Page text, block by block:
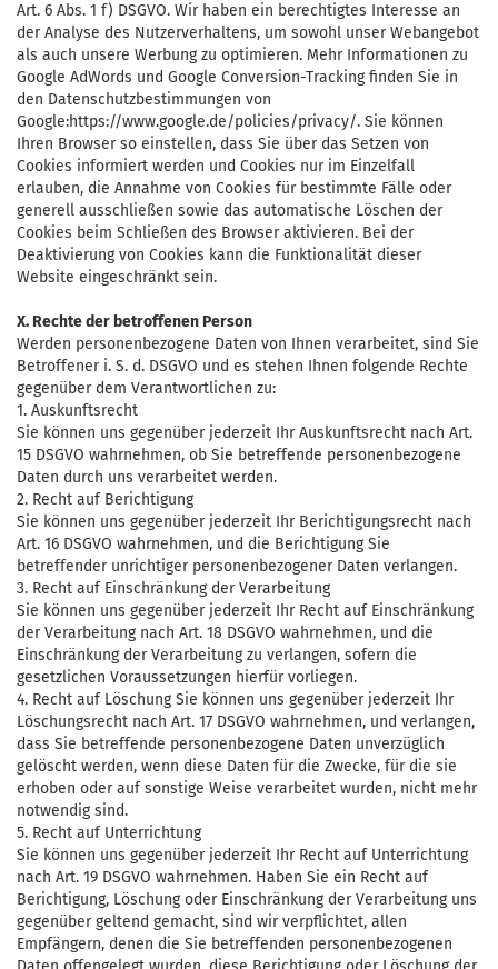
Art. 6 Abs. 1 f) DSGVO. Wir haben ein berechtigtes Interesse an
der Analyse des Nutzerverhaltens, um sowohl unser Webangebot
als auch unsere Werbung zu optimieren. Mehr Informationen zu
Google AdWords und Google Conversion-Tracking finden Sie in
den Datenschutzbestimmungen von
Google:https://www.google.de/policies/privacy/. Sie können
Ihren Browser so einstellen, dass Sie über das Setzen von
Cookies informiert werden und Cookies nur im Einzelfall
erlauben, die Annahme von Cookies für bestimmte Fälle oder
generell ausschließen sowie das automatische Löschen der
Cookies beim Schließen des Browser aktivieren. Bei der
Deaktivierung von Cookies kann die Funktionalität dieser
Website eingeschränkt sein.
X. Rechte der betroffenen Person
Werden personenbezogene Daten von Ihnen verarbeitet, sind Sie
Betroffener i. S. d. DSGVO und es stehen Ihnen folgende Rechte
gegenüber dem Verantwortlichen zu:
1. Auskunftsrecht
Sie können uns gegenüber jederzeit Ihr Auskunftsrecht nach Art.
15 DSGVO wahrnehmen, ob Sie betreffende personenbezogene
Daten durch uns verarbeitet werden.
2. Recht auf Berichtigung
Sie können uns gegenüber jederzeit Ihr Berichtigungsrecht nach
Art. 16 DSGVO wahrnehmen, und die Berichtigung Sie
betreffender unrichtiger personenbezogener Daten verlangen.
3. Recht auf Einschränkung der Verarbeitung
Sie können uns gegenüber jederzeit Ihr Recht auf Einschränkung
der Verarbeitung nach Art. 18 DSGVO wahrnehmen, und die
Einschränkung der Verarbeitung zu verlangen, sofern die
gesetzlichen Voraussetzungen hierfür vorliegen.
4. Recht auf Löschung Sie können uns gegenüber jederzeit Ihr
Löschungsrecht nach Art. 17 DSGVO wahrnehmen, und verlangen,
dass Sie betreffende personenbezogene Daten unverzüglich
gelöscht werden, wenn diese Daten für die Zwecke, für die sie
erhoben oder auf sonstige Weise verarbeitet wurden, nicht mehr
notwendig sind.
5. Recht auf Unterrichtung
Sie können uns gegenüber jederzeit Ihr Recht auf Unterrichtung
nach Art. 19 DSGVO wahrnehmen. Haben Sie ein Recht auf
Berichtigung, Löschung oder Einschränkung der Verarbeitung uns
gegenüber geltend gemacht, sind wir verpflichtet, allen
Empfängern, denen die Sie betreffenden personenbezogenen